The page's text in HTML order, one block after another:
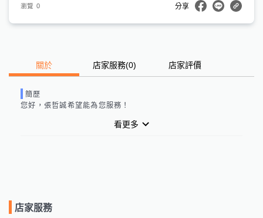
瀏覽 0 分享
關於 店家服務(0) 店家評價
簡歷
您好， 張哲誠希望能為您服務！
看更多
店家服務